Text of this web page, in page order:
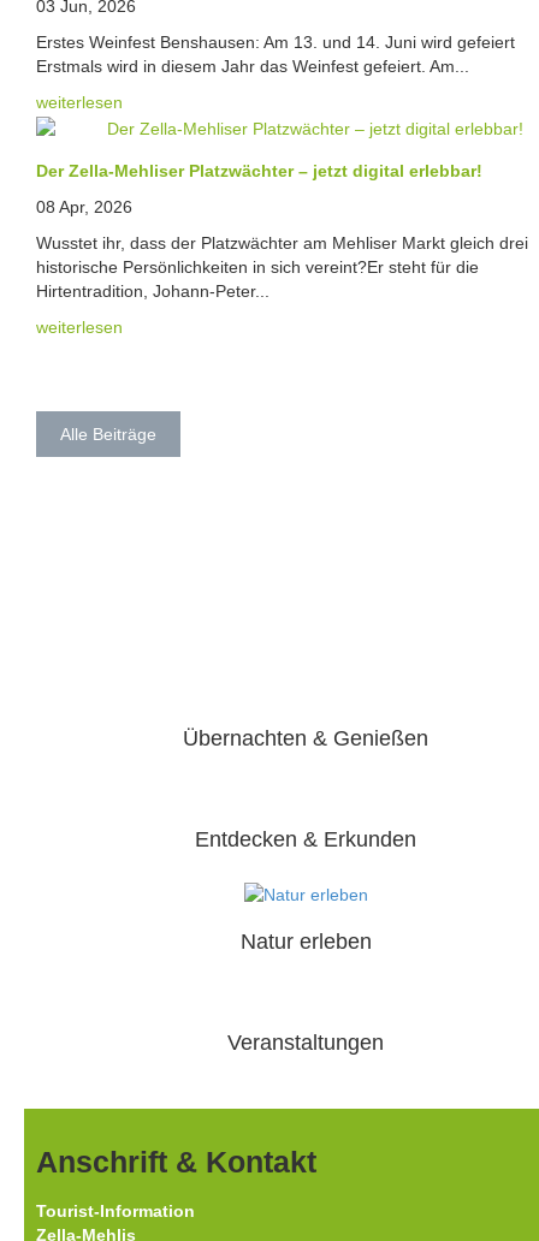
03 Jun, 2026
Erstes Weinfest Benshausen: Am 13. und 14. Juni wird gefeiert
Erstmals wird in diesem Jahr das Weinfest gefeiert. Am...
weiterlesen
Der Zella-Mehliser Platzwächter – jetzt digital erlebbar!
08 Apr, 2026
Wusstet ihr, dass der Platzwächter am Mehliser Markt gleich drei
historische Persönlichkeiten in sich vereint?Er steht für die
Hirtentradition, Johann-Peter...
weiterlesen
Alle Beiträge
Übernachten & Genießen
Entdecken & Erkunden
Natur erleben
Veranstaltungen
Anschrift & Kontakt
Tourist-Information
Zella-Mehlis